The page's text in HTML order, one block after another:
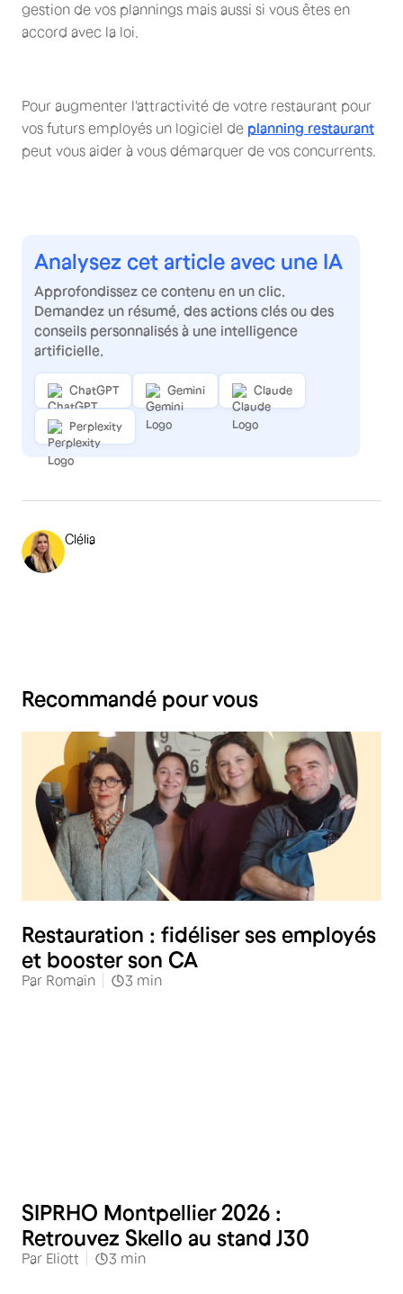
gestion de vos plannings mais aussi si vous êtes en
accord avec la loi.
Pour augmenter l'attractivité de votre restaurant pour
vos futurs employés un logiciel de planning restaurant
peut vous aider à vous démarquer de vos concurrents.
Analysez cet article avec une IA
Approfondissez ce contenu en un clic.
Demandez un résumé, des actions clés ou des
conseils personnalisés à une intelligence
artificielle.
ChatGPT Gemini Claude
Perplexity
Clélia
Recommandé pour vous
Restauration : fidéliser ses employés
et booster son CA
Par Romain 3 min
SIPRHO Montpellier 2026 :
Retrouvez Skello au stand J30
Par Eliott 3 min